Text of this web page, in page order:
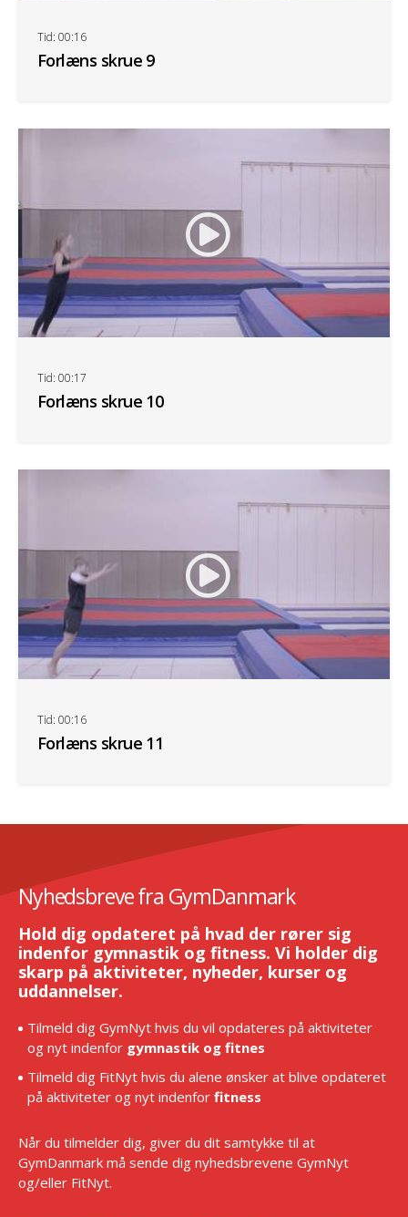
Forlæns skrue 9
Tid: 00:16
Forlæns skrue 10
Tid: 00:17
Forlæns skrue 11
Tid: 00:16
Nyhedsbreve fra GymDanmark
Hold dig opdateret på hvad der rører sig
indenfor gymnastik og fitness. Vi holder dig
skarp på aktiviteter, nyheder, kurser og
uddannelser.
Tilmeld dig GymNyt hvis du vil opdateres på aktiviteter
og nyt indenfor gymnastik og fitnes
Tilmeld dig FitNyt hvis du alene ønsker at blive opdateret
på aktiviteter og nyt indenfor fitness
Når du tilmelder dig, giver du dit samtykke til at
GymDanmark må sende dig nyhedsbrevene GymNyt
og/eller FitNyt.